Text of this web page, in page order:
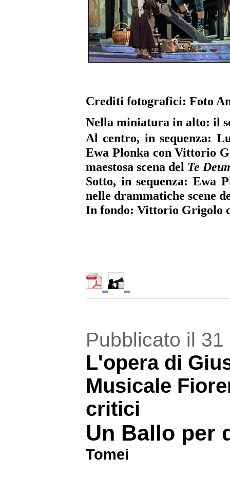
Crediti fotografici: Foto
Nella miniatura in alto: il
Al centro, in sequenza:
Ewa Plonka con Vittorio
maestosa scena del Te
Sotto, in sequenza: Ewa
nelle drammatiche scene
In fondo: Vittorio Grigolo
Pubblicato il
L'opera di
Musicale
critici
Un Ballo per
Tomei